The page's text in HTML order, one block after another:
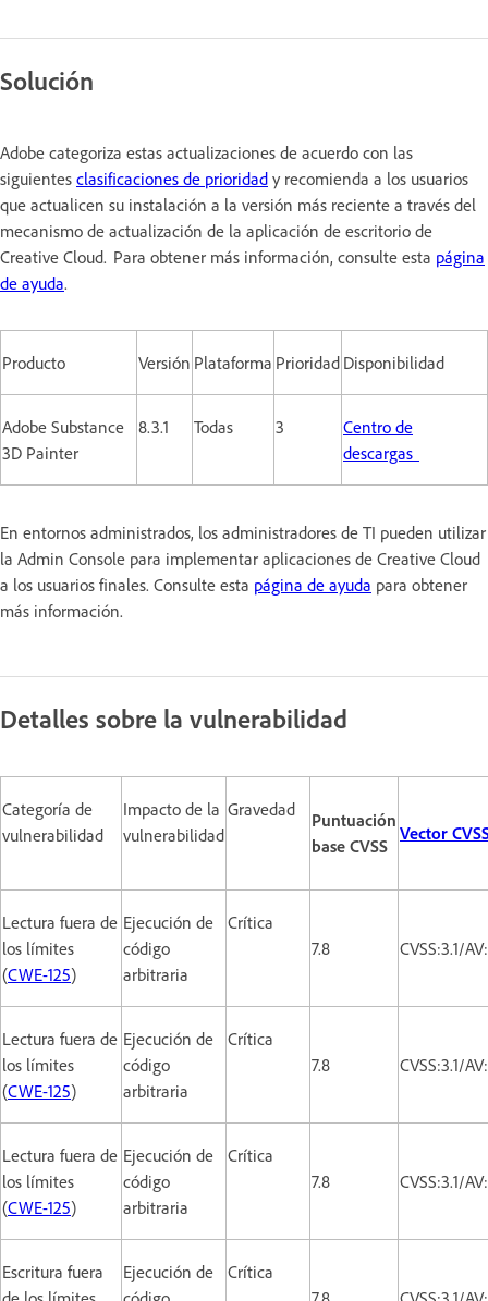
Solución
Adobe categoriza estas actualizaciones de acuerdo con las
siguientes clasificaciones de prioridad y recomienda a los usuarios
que actualicen su instalación a la versión más reciente a través del
mecanismo de actualización de la aplicación de escritorio de
Creative Cloud. Para obtener más información, consulte esta página
de ayuda.
Producto Versión Plataforma Prioridad Disponibilidad
Adobe Substance
3D Painter
8.3.1 Todas 3
Centro de
descargas
En entornos administrados, los administradores de TI pueden utilizar
la Admin Console para implementar aplicaciones de Creative Cloud
a los usuarios finales. Consulte esta página de ayuda para obtener
más información.
Detalles sobre la vulnerabilidad
Categoría de
vulnerabilidad
Impacto de la
vulnerabilidad
Gravedad
Puntuación
base CVSS
Vector
Lectura fuera de
los límites
(CWE-125)
Ejecución de
código
arbitraria
Crítica
7.8
CVSS:3.1/
Lectura fuera de
los límites
(CWE-125)
Ejecución de
código
arbitraria
Crítica
7.8
CVSS:3.1/
Lectura fuera de
los límites
(CWE-125)
Ejecución de
código
arbitraria
Crítica
7.8
CVSS:3.1/
Escritura fuera
Ejecución de
Crítica